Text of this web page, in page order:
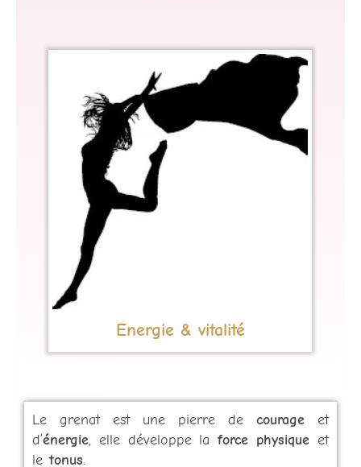
Energie & vitalité
Le grenat est une pierre de courageet
d’énergie, elle développe laforce physique et
letonus.